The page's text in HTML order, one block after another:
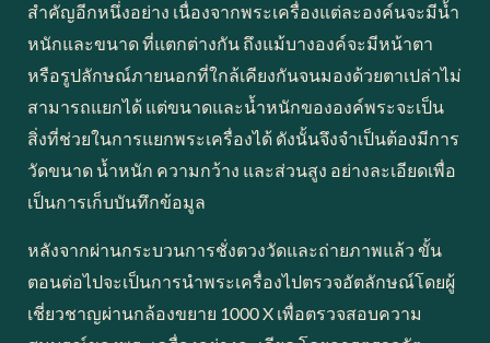
สำคัญอีกหนึ่งอย่าง เนื่องจากพระเครื่องแต่ละองค์นจะมีน้ำ
หนักและขนาด ที่แตกต่างกัน ถึงแม้บางองค์จะมีหน้าตา
หรือรูปลักษณ์ภายนอกที่ใกล้เคียงกันจนมองด้วยตาเปล่าไม่
สามารถแยกได้ แต่ขนาดและน้ำหนักขององค์พระจะเป็น
สิ่งที่ช่วยในการแยกพระเครื่องได้ ดังนั้นจึงจำเป็นต้องมีการ
วัดขนาด น้ำหนัก ความกว้าง และส่วนสูง อย่างละเอียดเพื่อ
เป็นการเก็บบันทึกข้อมูล
หลังจากผ่านกระบวนการชั่งตวงวัดและถ่ายภาพแล้ว ขั้น
ตอนต่อไปจะเป็นการนำพระเครื่องไปตรวจอัตลักษณ์โดยผู้
เชี่ยวชาญผ่านกล้องขยาย 1000 X เพื่อตรวจสอบความ